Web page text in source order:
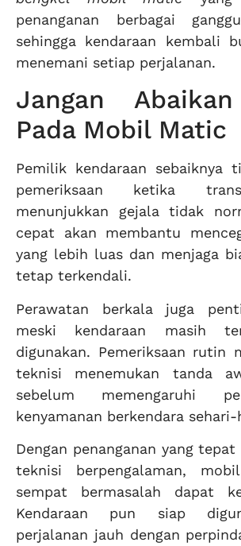
penanganan berbagai
sehingga kendaraan kembali
menemani setiap perjalanan.
Jangan
Pada Mobil Matic
Pemilik kendaraan sebaiknya
pemeriksaan ketika
menunjukkan gejala tidak
cepat akan membantu
yang lebih luas dan menjaga
tetap terkendali.
Perawatan berkala juga
meski kendaraan masih
digunakan. Pemeriksaan rutin
teknisi menemukan tanda
sebelum memengaruhi
kenyamanan berkendara sehari-
Dengan penanganan yang
teknisi berpengalaman,
sempat bermasalah dapat
Kendaraan pun siap
perjalanan jauh dengan